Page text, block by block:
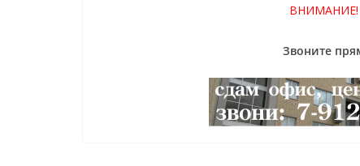
ВНИМАНИЕ!
Звоните